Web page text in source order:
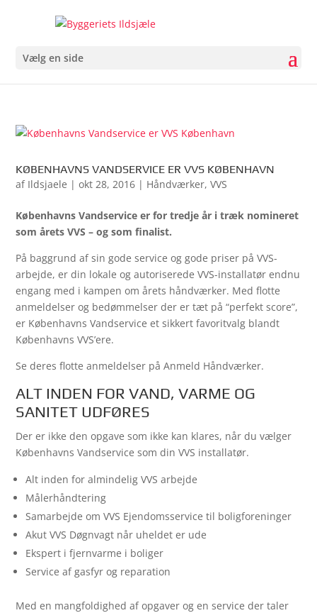
Vælg en side
KØBENHAVNS VANDSERVICE ER VVS KØBENHAVN
af Ildsjaele |okt 28, 2016 | Håndværker,VVS
Københavns Vandservice er for tredje år i træk nomineret
som årets VVS – og som finalist.
På baggrund af sin gode service og gode priser på VVS-
arbejde, er din lokale og autoriserede VVS-installatør endnu
engang med i kampen om årets håndværker. Med flotte
anmeldelser og bedømmelser der er tæt på “perfekt score”,
er Københavns Vandservice et sikkert favoritvalg blandt
Københavns VVS’ere.
Se deres flotte anmeldelser på Anmeld Håndværker.
ALT INDEN FOR VAND, VARME OG
SANITET UDFØRES
Der er ikke den opgave som ikke kan klares, når du vælger
Københavns Vandservice som din VVS installatør.
Alt inden for almindelig VVS arbejde
Målerhåndtering
Samarbejde om VVS Ejendomsservice til boligforeninger
Akut VVS Døgnvagt når uheldet er ude
Ekspert i fjernvarme i boliger
Service af gasfyr og reparation
Med en mangfoldighed af opgaver og en service der taler